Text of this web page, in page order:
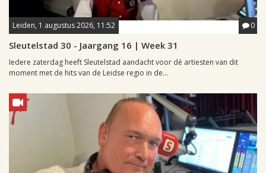
Leiden, 1 augustus 2026, 11:52 0
Sleutelstad 30 - Jaargang 16 | Week 31
Iedere zaterdag heeft Sleutelstad aandacht voor dé artiesten van dit
moment met de hits van de Leidse regio in de...